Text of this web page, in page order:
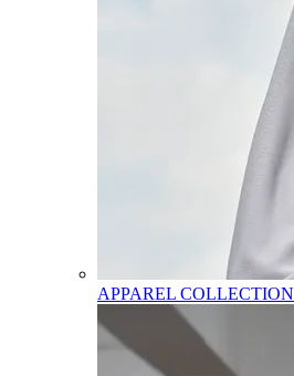
APPAREL COLLECTION